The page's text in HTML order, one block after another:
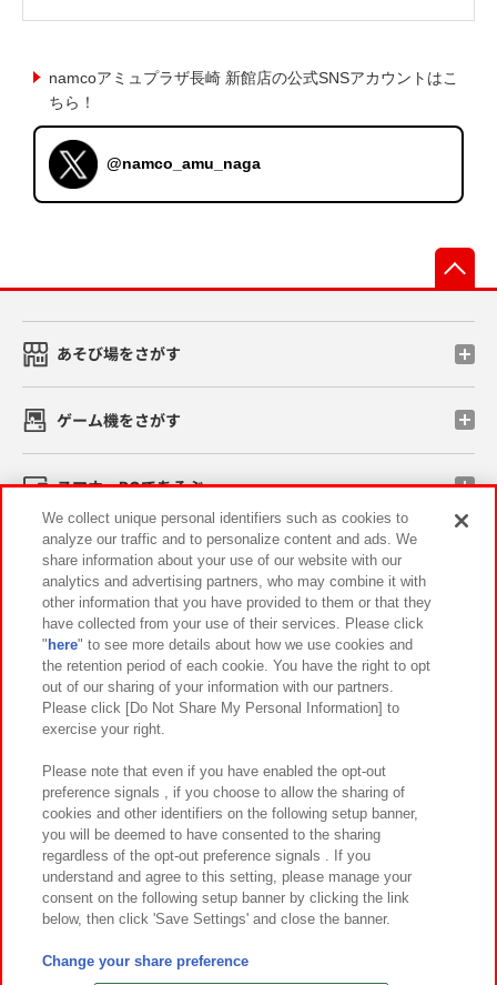
namcoアミュプラザ長崎 新館店の公式SNSアカウントはこ
ちら！
@namco_amu_naga
あそび場をさがす
ゲーム機をさがす
スマホ・PCであそぶ
イベント・キャンペーン
関連会社 サステナビリティ サイトポリシー
プライバシーポリシー ウェブアクセシビリティ方針と検証結果
お取引先さまとともに
カスタマーハラスメント対応方針 よくあるご質問・お問い合わせ
©Bandai Namco Amusement Inc.
©Bandai Namco Amusement Lab Inc.
We collect unique personal identifiers such as cookies to
analyze our traffic and to personalize content and ads. We
share information about your use of our website with our
analytics and advertising partners, who may combine it with
other information that you have provided to them or that they
have collected from your use of their services. Please click
" here" to see more details about how we use cookies and
the retention period of each cookie. You have the right to opt
out of our sharing of your information with our partners.
Please click [Do Not Share My Personal Information] to
exercise your right.
Please note that even if you have enabled the opt-out
preference signals , if you choose to allow the sharing of
cookies and other identifiers on the following setup banner,
you will be deemed to have consented to the sharing
regardless of the opt-out preference signals . If you
understand and agree to this setting, please manage your
consent on the following setup banner by clicking the link
below, then click 'Save Settings' and close the banner.
Change your share preference